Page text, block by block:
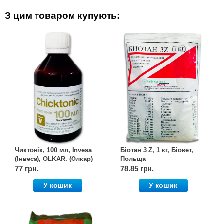
З цим товаром купують:
Чиктонік, 100 мл, Invesa
(Інвеса), OLKAR. (Олкар)
77 грн.
У кошик
Біотан 3 Z, 1 кг, Біовет,
Польща
78.85 грн.
У кошик